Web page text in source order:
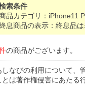
索条件
品カテゴリ：iPhone11
息商品の表示：終息品
の商品がございます。
しなびの利用について、
とは著作権侵害にあたる